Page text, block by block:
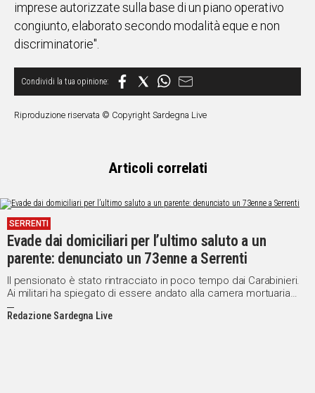
imprese autorizzate sulla base di un piano operativo
congiunto, elaborato secondo modalità eque e non
discriminatorie".
Riproduzione riservata © Copyright Sardegna Live
Articoli correlati
SERRENTI
Evade dai domiciliari per l’ultimo saluto a un
parente: denunciato un 73enne a Serrenti
Il pensionato è stato rintracciato in poco tempo dai Carabinieri.
Ai militari ha spiegato di essere andato alla camera mortuaria
senza autorizzazione
Redazione Sardegna Live